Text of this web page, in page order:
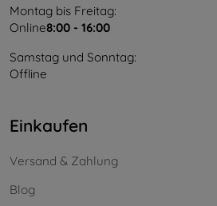
Montag bis Freitag:
Online8:00 - 16:00
Samstag und Sonntag:
Offline
Einkaufen
Versand & Zahlung
Blog